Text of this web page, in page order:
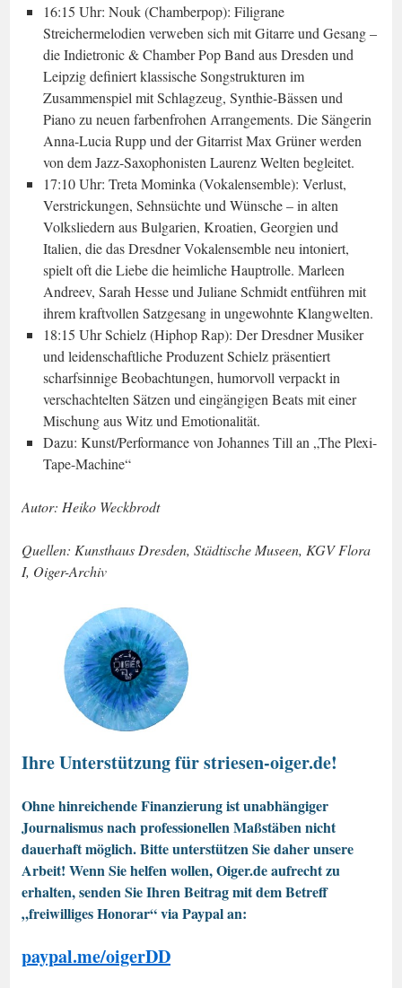
16:15 Uhr: Nouk (Chamberpop): Filigrane
Streichermelodien verweben sich mit Gitarre und Gesang –
die Indietronic & Chamber Pop Band aus Dresden und
Leipzig definiert klassische Songstrukturen im
Zusammenspiel mit Schlagzeug, Synthie-Bässen und
Piano zu neuen farbenfrohen Arrangements. Die Sängerin
Anna-Lucia Rupp und der Gitarrist Max Grüner werden
von dem Jazz-Saxophonisten Laurenz Welten begleitet.
17:10 Uhr: Treta Mominka (Vokalensemble): Verlust,
Verstrickungen, Sehnsüchte und Wünsche – in alten
Volksliedern aus Bulgarien, Kroatien, Georgien und
Italien, die das Dresdner Vokalensemble neu intoniert,
spielt oft die Liebe die heimliche Hauptrolle. Marleen
Andreev, Sarah Hesse und Juliane Schmidt entführen mit
ihrem kraftvollen Satzgesang in ungewohnte Klangwelten.
18:15 Uhr Schielz (Hiphop Rap): Der Dresdner Musiker
und leidenschaftliche Produzent Schielz präsentiert
scharfsinnige Beobachtungen, humorvoll verpackt in
verschachtelten Sätzen und eingängigen Beats mit einer
Mischung aus Witz und Emotionalität.
Dazu: Kunst/Performance von Johannes Till an „The Plexi-
Tape-Machine“
Autor: Heiko Weckbrodt
Quellen: Kunsthaus Dresden, Städtische Museen, KGV Flora
I, Oiger-Archiv
Ihre Unterstützung für striesen-oiger.de!
Ohne hinreichende Finanzierung ist unabhängiger
Journalismus nach professionellen Maßstäben nicht
dauerhaft möglich. Bitte unterstützen Sie daher unsere
Arbeit! Wenn Sie helfen wollen, Oiger.de aufrecht zu
erhalten, senden Sie Ihren Beitrag mit dem Betreff
„freiwilliges Honorar“ via Paypal an:
paypal.me/oigerDD